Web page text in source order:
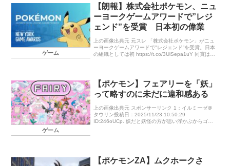
ゲーム
【朗報】株式会社ポケモン、ニュ
ーヨークゲームアワードで”レジ
ェンド”を受賞 日本初の偉業
上の画像出典元 元スレ 「株式会社ポケモン」がニュ
ーヨークゲームアワードで"レジェンド”を受賞。日本
の組織としては初 https://t.co/3UiSepa1uY 同賞は過
ゲーム
【ポケモン】フェアリーを「妖」
って略すのに未だに違和感ある
上の画像出典元 スポンサーリンク 1：イルミーゼ＠
タウリン投稿日：2025/11/23 10:50:29
ID:246oUCp. 妖だと妖怪の方が思い浮かぶからゴー
【ポケモンZA】ムクホークさ